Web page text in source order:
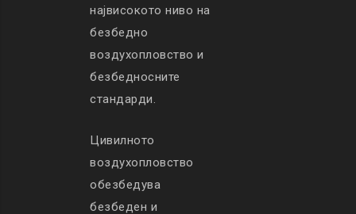
највисокото ниво на
безбедно
воздухопловство и
безбедносните
стандарди.
Цивилното
воздухопловство
обезбедува
безбеден и